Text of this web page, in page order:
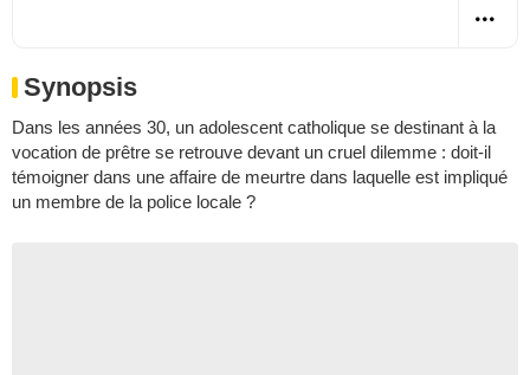
Synopsis
Dans les années 30, un adolescent catholique se destinant à la
vocation de prêtre se retrouve devant un cruel dilemme : doit-il
témoigner dans une affaire de meurtre dans laquelle est impliqué
un membre de la police locale ?